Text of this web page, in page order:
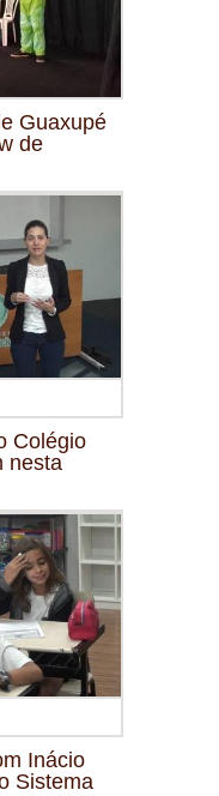
Guaxupé
de
Colégio
nesta
Inácio
Sistema